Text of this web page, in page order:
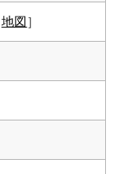
地図 ］